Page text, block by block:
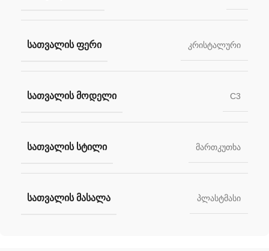
ᲡᲐᲗᲕᲐᲚᲘᲡ ᲤᲔᲠᲘ კრისტალური
ᲡᲐᲗᲕᲐᲚᲘᲡ ᲛᲝᲓᲔᲚᲘ C3
ᲡᲐᲗᲕᲐᲚᲘᲡ ᲡᲢᲘᲚᲘ მართკუთხა
ᲡᲐᲗᲕᲐᲚᲘᲡ ᲛᲐᲡᲐᲚᲐ პლასტმასი